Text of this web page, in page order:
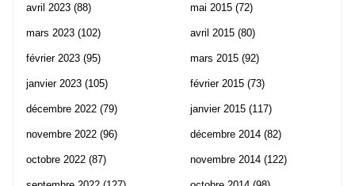
avril 2023 (88)
mars 2023 (102)
février 2023 (95)
janvier 2023 (105)
décembre 2022 (79)
novembre 2022 (96)
octobre 2022 (87)
mai 2015 (72)
avril 2015 (80)
mars 2015 (92)
février 2015 (73)
janvier 2015 (117)
décembre 2014 (82)
novembre 2014 (122)